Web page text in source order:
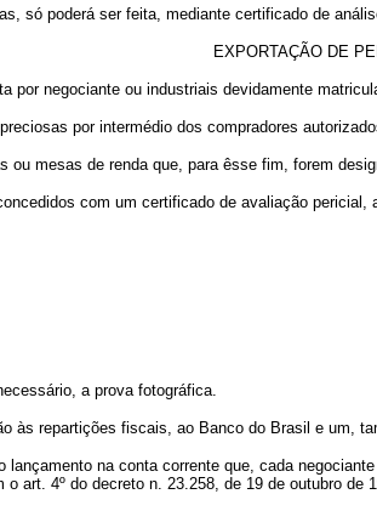
só poderá ser feita, mediante certificado de
EXPORTAÇÃO DE
por negociante ou industriais devidamente
por intermédio dos compradores
ou mesas de renda que, para êsse fim, forem
com um certificado de avaliação
a prova fotográfica.
às repartições fiscais, ao Banco do Brasil e um,
lançamento na conta corrente que, cada
art. 4º do decreto n. 23.258, de 19 de outubro de